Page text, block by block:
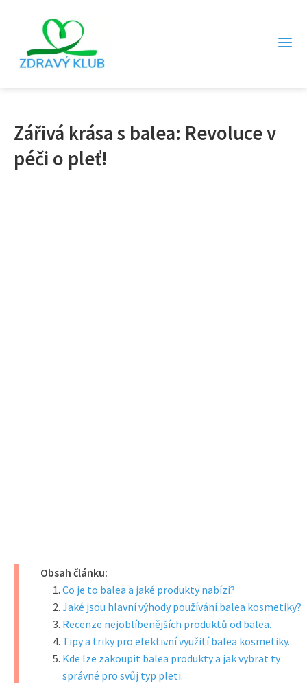
Zářivá krása s balea: Revoluce v
péči o pleť!
Obsah článku:
Co je to balea a jaké produkty nabízí?
Jaké jsou hlavní výhody používání balea kosmetiky?
Recenze nejoblíbenějších produktů od balea.
Tipy a triky pro efektivní využití balea kosmetiky.
Kde lze zakoupit balea produkty a jak vybrat ty
správné pro svůj typ pleti.